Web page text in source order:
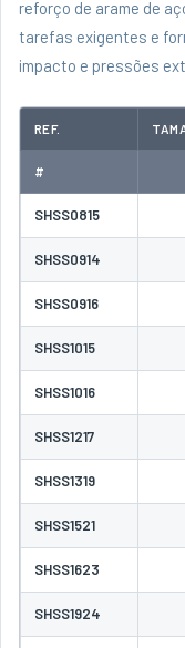
reforço de arame de
tarefas exigentes e
impacto e pressões
REF.
#
SHSS0815
SHSS0914
SHSS0916
SHSS1015
SHSS1016
SHSS1217
SHSS1319
SHSS1521
SHSS1623
SHSS1924